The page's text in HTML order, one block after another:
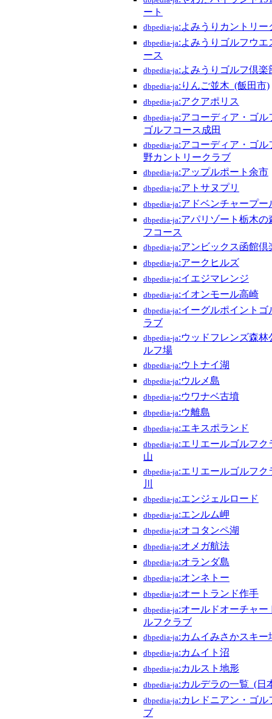
ート
dbpedia-ja:よみうりカントリー
dbpedia-ja:よみうりゴルフウエ
ース
dbpedia-ja:よみうりゴルフ倶楽
dbpedia-ja:りんご並木_(飯田市)
dbpedia-ja:アクアポリス
dbpedia-ja:アコーディア・ゴル
ゴルフコース成田
dbpedia-ja:アコーディア・ゴル
野カントリークラブ
dbpedia-ja:アップルポート余市
dbpedia-ja:アトサヌプリ
dbpedia-ja:アドベンチャープー
dbpedia-ja:アパリゾート栃木の
フコース
dbpedia-ja:アンビックス函館倶
dbpedia-ja:アークヒルズ
dbpedia-ja:イエジマレンジ
dbpedia-ja:イオンモール高崎
dbpedia-ja:イーグルポイントゴ
ラブ
dbpedia-ja:ウッドフレンズ森林
ルフ場
dbpedia-ja:ウトナイ湖
dbpedia-ja:ウルメ島
dbpedia-ja:ウワナベ古墳
dbpedia-ja:ウ離島
dbpedia-ja:エキスポランド
dbpedia-ja:エリエールゴルフク
山
dbpedia-ja:エリエールゴルフク
川
dbpedia-ja:エンジェルロード
dbpedia-ja:エンルム岬
dbpedia-ja:オコタンペ湖
dbpedia-ja:オメガ航法
dbpedia-ja:オランダ島
dbpedia-ja:オンネトー
dbpedia-ja:オートランド作手
dbpedia-ja:オールドオーチャー
ルフクラブ
dbpedia-ja:カムイみさかスキー
dbpedia-ja:カムイト沼
dbpedia-ja:カルスト地形
dbpedia-ja:カルデラの一覧_(日
dbpedia-ja:カレドニアン・ゴル
ブ